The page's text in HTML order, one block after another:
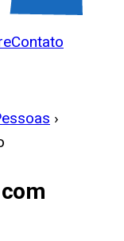
Contato
›